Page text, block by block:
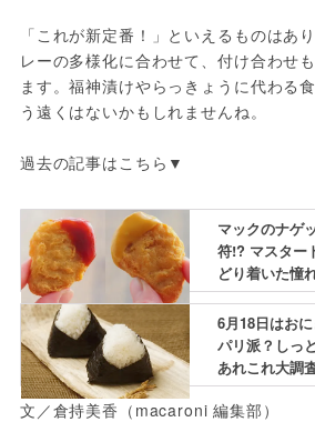
「これが新定番！」といえるものはあ
レーの多様化に合わせて、付け合わせ
ます。福神漬けやらっきょうに代わる
う遠くはないかもしれませんね。
過去の記事はこちら▼
マックのナゲ
符!? マスター
どり着いた憧
6月18日はお
パリ派？しっ
あれこれ大調
文／倉持美香（macaroni 編集部）